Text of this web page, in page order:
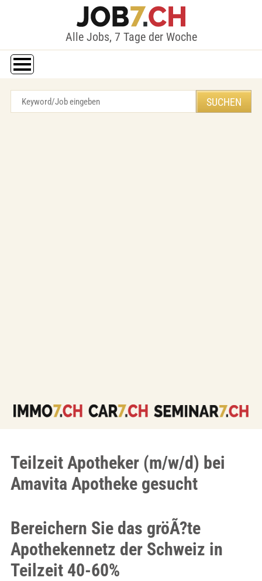
Alle Jobs, 7 Tage der Woche
Teilzeit Apotheker (m/w/d) bei
Amavita Apotheke gesucht
Bereichern Sie das gröÃ?te
Apothekennetz der Schweiz in
Teilzeit 40-60%